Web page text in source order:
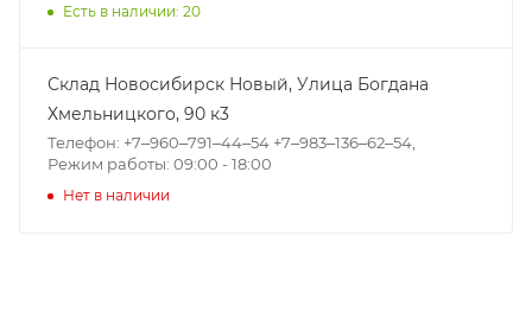
Есть в наличии: 20
Склад Новосибирск Новый, ​Улица Богдана
Хмельницкого, 90 к3
Телефон: +7‒960‒791‒44‒54 +7‒983‒136‒62‒54,
Режим работы: 09:00 - 18:00
Нет в наличии